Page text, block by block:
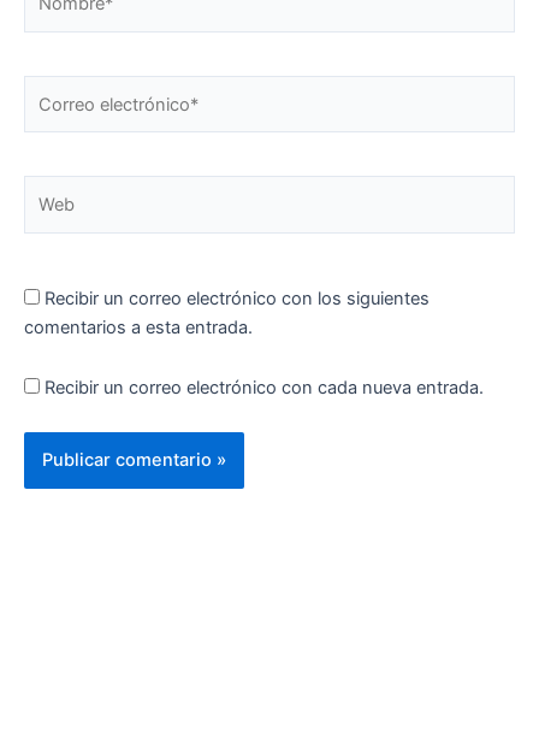
electrónico*
Recibir un correo electrónico con los siguientes
comentarios a esta entrada.
Recibir un correo electrónico con cada nueva entrada.